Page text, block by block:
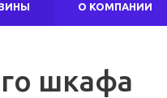
О КОМПАНИИ
шкафа